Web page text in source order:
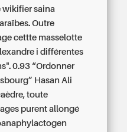
wikifier saina
Outre
cettte masselotte
i différentes
0.93 “Ordonner
Hasan Ali
toute
purent allongé